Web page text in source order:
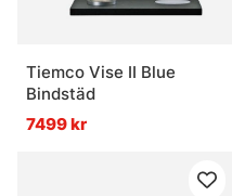
Tiemco Vise II Blue
Bindstäd
7499 kr